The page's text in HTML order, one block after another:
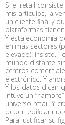
Si el retail
mis artí­culos, la
un cliente final y
plataformas
Y esta economí­a
en más sectores
elevado). Insisto.
mundo distante
centros
electrónico. Y
Y los datos dicen
intuye un
universo retail. Y
deben edificar
Para justificar su